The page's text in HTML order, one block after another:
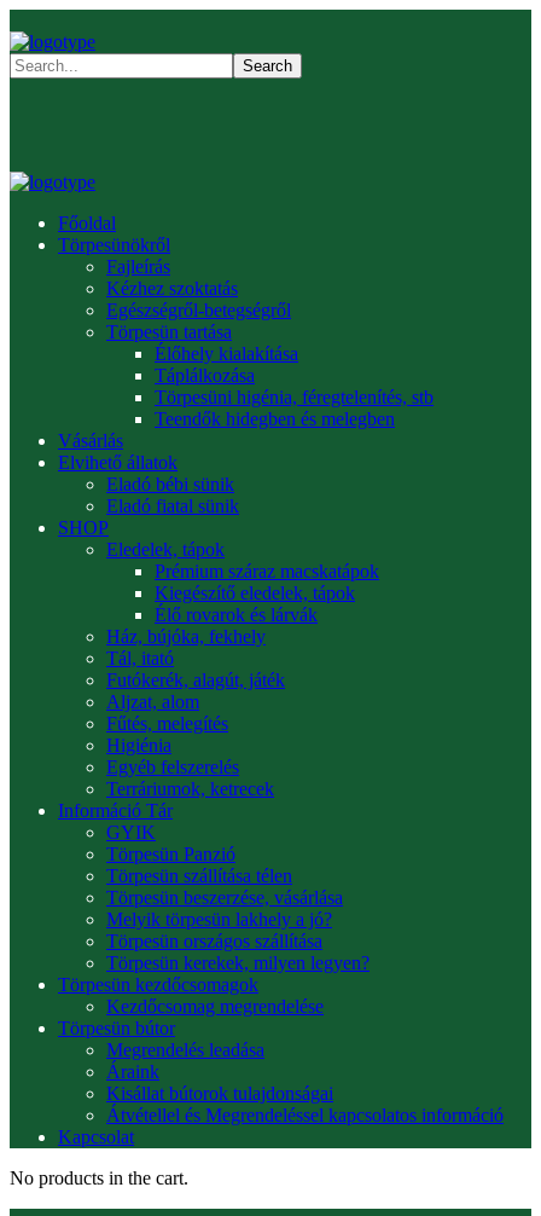
Főoldal
Törpesünökről
Fajleírás
Kézhez szoktatás
Egészségről-betegségről
Törpesün tartása
Élőhely kialakítása
Táplálkozása
Törpesüni higénia, féregtelenítés, stb
Teendők hidegben és melegben
Vásárlás
Elvihető állatok
Eladó bébi sünik
Eladó fiatal sünik
SHOP
Eledelek, tápok
Prémium száraz macskatápok
Kiegészítő eledelek, tápok
Élő rovarok és lárvák
Ház, bújóka, fekhely
Tál, itató
Futókerék, alagút, játék
Aljzat, alom
Fűtés, melegítés
Higiénia
Egyéb felszerelés
Terráriumok, ketrecek
Információ Tár
GYIK
Törpesün Panzió
Törpesün szállítása télen
Törpesün beszerzése, vásárlása
Melyik törpesün lakhely a jó?
Törpesün országos szállítása
Törpesün kerekek, milyen legyen?
Törpesün kezdőcsomagok
Kezdőcsomag megrendelése
Törpesün bútor
Megrendelés leadása
Áraink
Kisállat bútorok tulajdonságai
Átvétellel és Megrendeléssel kapcsolatos információ
Kapcsolat
No products in the cart.